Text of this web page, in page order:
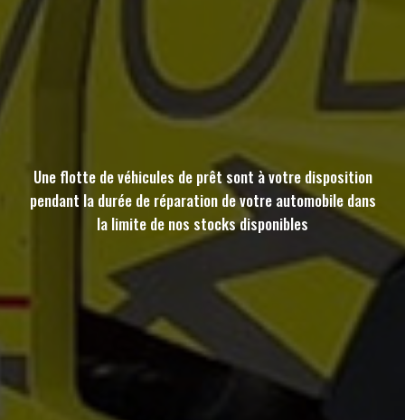
Une flotte de véhicules de prêt sont à votre disposition
pendant la durée de réparation de votre automobile dans
la limite de nos stocks disponibles